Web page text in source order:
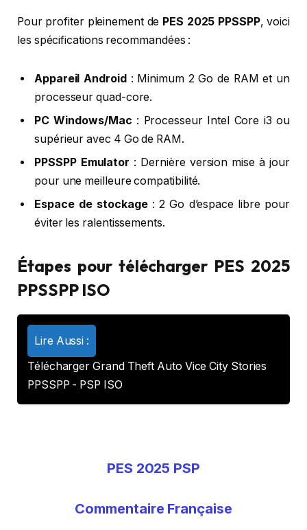
Pour profiter pleinement de PES 2025 PPSSPP, voici
les spécifications recommandées :
Appareil Android: Minimum 2 Go de RAM et un
processeur quad-core.
PC Windows/Mac : Processeur Intel Core i3 ou
supérieur avec 4 Go de RAM.
PPSSPP Emulator : Dernière version mise à jour
pour une meilleure compatibilité.
Espace de stockage: 2 Go d’espace libre pour
éviter les ralentissements.
Étapes pour télécharger PES 2025
PPSSPP ISO
Lire Aussi :
Télécharger Grand Theft Auto Vice City Stories
PPSSPP - PSP ISO
PES 2025 PSP
Commentaire Française